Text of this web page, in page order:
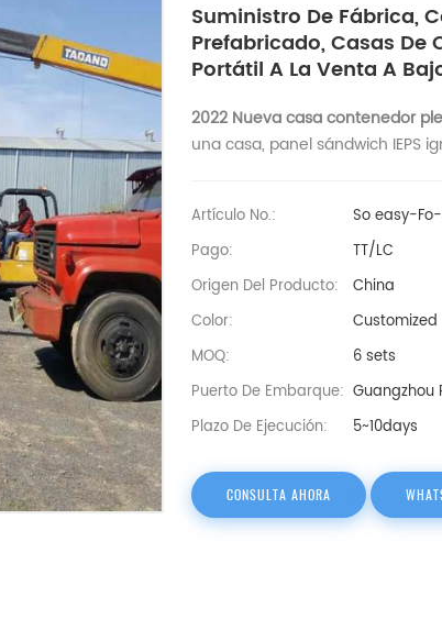
Suministro De Fábrica,
Prefabricado, Casas De
Portátil A La Venta A
2022 Nueva casa contenedor
una casa, panel sándwich IEPS
Artículo No.:
So easy-
Pago:
TT/LC
Origen Del Producto:
China
Color:
Customized
MOQ:
6 sets
Puerto De Embarque: Guangzhou
Plazo De Ejecución:
5~10days
CONSULTA AHORA